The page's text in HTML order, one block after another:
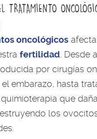
TRATAMIENTO
oncológicos
fertilidad . Desde
por cirugías
embarazo, hasta
que
los